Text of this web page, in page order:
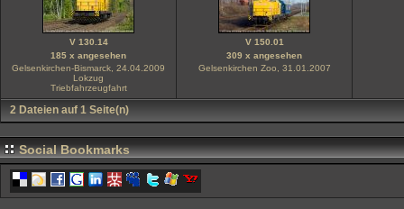
V 130.14
185 x angesehen
Gelsenkirchen-Bismarck, 24.04.2009
Lokzug
Triebfahrzeugfahrt
V 150.01
309 x angesehen
Gelsenkirchen Zoo, 31.01.2007
2 Dateien auf 1 Seite(n)
Social Bookmarks